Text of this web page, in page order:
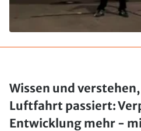
Wissen und
Luftfahrt passiert:
Entwicklung mehr -